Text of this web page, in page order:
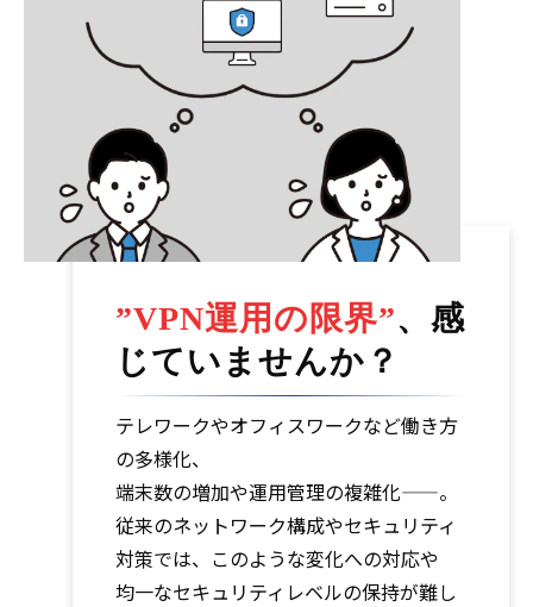
”VPN運用の限界”、感
じていませんか？
テレワークやオフィスワークなど働き方
の多様化、
端末数の増加や運用管理の複雑化——。
従来のネットワーク構成やセキュリティ
対策では、このような変化への対応や
均一なセキュリティレベルの保持が難し